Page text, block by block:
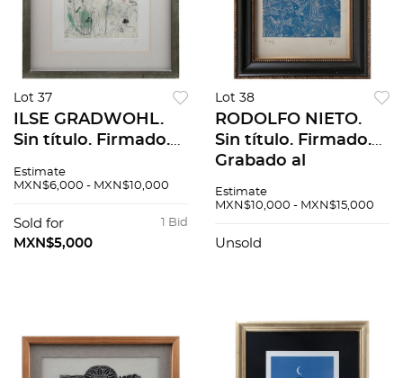
Lot 37
ILSE GRADWOHL.
Sin título. Firmado.
aguafuerte y
x 24 cm imagen / 32
x 32 cm papel
Estimate
MXN$6,000 - MXN$10,000
1 Bid
Sold for
MXN$5,000
Lot 38
RODOLFO NIETO.
Sin título. Firmado.
Grabado al
18 x 18 cm imagen /
Estimate
MXN$10,000 - MXN$15,000
Unsold